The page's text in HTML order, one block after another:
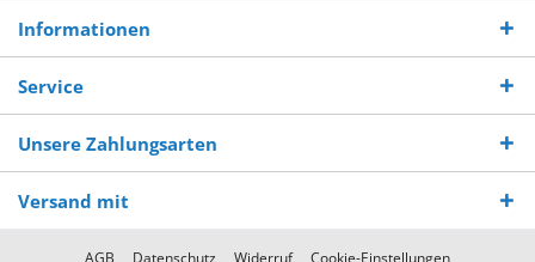
Informationen
Service
Unsere Zahlungsarten
Versand mit
AGB Datenschutz Widerruf
Cookie-Einstellungen